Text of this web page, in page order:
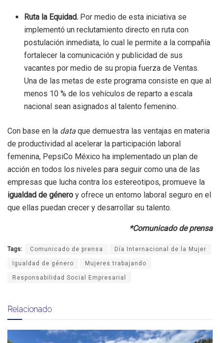
Ruta la Equidad. Por medio de esta iniciativa se
implementó un reclutamiento directo en ruta con
postulación inmediata, lo cual le permite a la compañía
fortalecer la comunicación y publicidad de sus
vacantes por medio de su propia fuerza de Ventas.
Una de las metas de este programa consiste en que al
menos 10 % de los vehículos de reparto a escala
nacional sean asignados al talento femenino.
Con base en la data que demuestra las ventajas en materia
de productividad al acelerar la participación laboral
femenina, PepsiCo México ha implementado un plan de
acción en todos los niveles para seguir como una de las
empresas que lucha contra los estereotipos, promueve la
igualdad de género y ofrece un entorno laboral seguro en el
que ellas puedan crecer y desarrollar su talento.
*Comunicado de prensa
Tags: Comunicado de prensa Día Internacional de la Mujer
Igualdad de género Mujeres trabajando
Responsabilidad Social Empresarial
Relacionado